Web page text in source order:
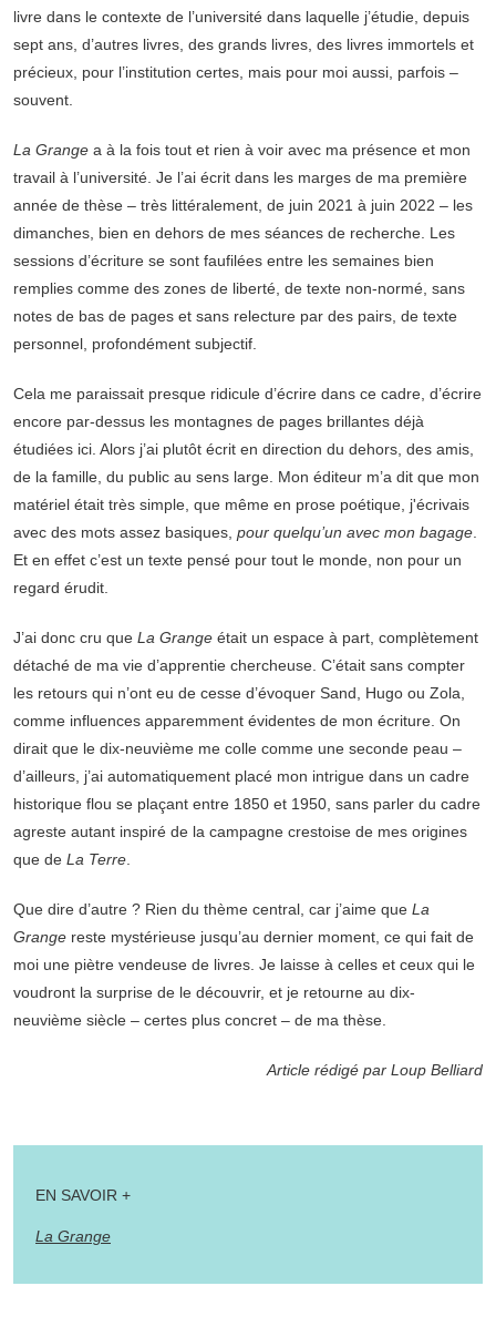
livre dans le contexte de l’université dans laquelle j’étudie, depuis
sept ans, d’autres livres, des grands livres, des livres immortels et
précieux, pour l’institution certes, mais pour moi aussi, parfois –
souvent.
La Grange a à la fois tout et rien à voir avec ma présence et mon
travail à l’université. Je l’ai écrit dans les marges de ma première
année de thèse – très littéralement, de juin 2021 à juin 2022 – les
dimanches, bien en dehors de mes séances de recherche. Les
sessions d’écriture se sont faufilées entre les semaines bien
remplies comme des zones de liberté, de texte non-normé, sans
notes de bas de pages et sans relecture par des pairs, de texte
personnel, profondément subjectif.
Cela me paraissait presque ridicule d’écrire dans ce cadre, d’écrire
encore par-dessus les montagnes de pages brillantes déjà
étudiées ici. Alors j’ai plutôt écrit en direction du dehors, des amis,
de la famille, du public au sens large. Mon éditeur m’a dit que mon
matériel était très simple, que même en prose poétique, j'écrivais
avec des mots assez basiques, pour quelqu’un avec mon bagage.
Et en effet c’est un texte pensé pour tout le monde, non pour un
regard érudit.
J’ai donc cru que La Grange était un espace à part, complètement
détaché de ma vie d’apprentie chercheuse. C’était sans compter
les retours qui n’ont eu de cesse d’évoquer Sand, Hugo ou Zola,
comme influences apparemment évidentes de mon écriture. On
dirait que le dix-neuvième me colle comme une seconde peau –
d’ailleurs, j’ai automatiquement placé mon intrigue dans un cadre
historique flou se plaçant entre 1850 et 1950, sans parler du cadre
agreste autant inspiré de la campagne crestoise de mes origines
que de La Terre.
Que dire d’autre ? Rien du thème central, car j’aime que La
Grange reste mystérieuse jusqu’au dernier moment, ce qui fait de
moi une piètre vendeuse de livres. Je laisse à celles et ceux qui le
voudront la surprise de le découvrir, et je retourne au dix-
neuvième siècle – certes plus concret – de ma thèse.
Article rédigé par Loup Belliard
EN SAVOIR +
La Grange